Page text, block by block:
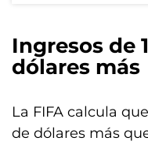
Ingresos de
dólares más
La FIFA calcula
de dólares más